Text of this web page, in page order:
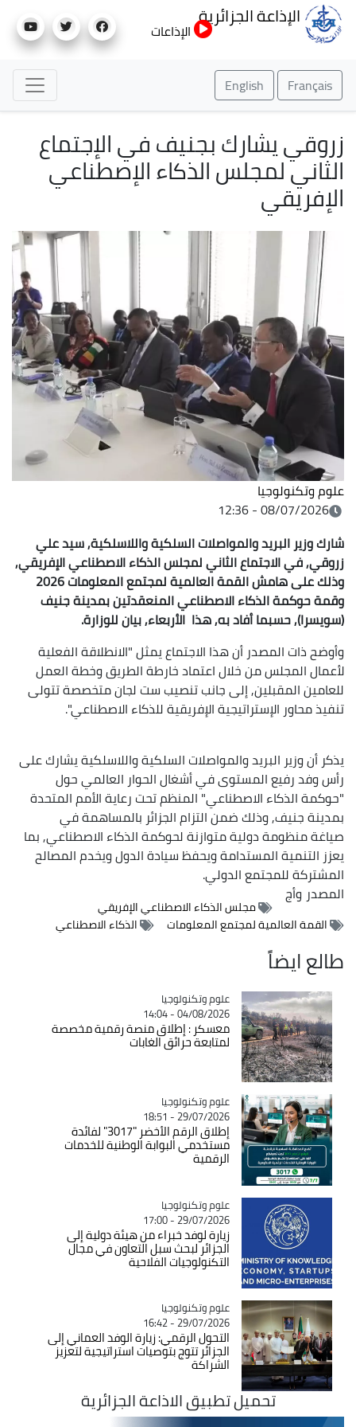
إلى
الإذاعة الجزائرية
الإذاعات
Français
English
زروقي يشارك بجنيف في الإجتماع
الثاني لمجلس الذكاء الإصطناعي
الإفريقي
علوم وتكنولوجيا
08/07/2026 - 12:36
شارك وزير البريد والمواصلات السلكية واللاسلكية, سيد علي
زروقي, في الاجتماع الثاني لمجلس الذكاء الاصطناعي الإفريقي,
وذلك على هامش القمة العالمية لمجتمع المعلومات 2026
وقمة حوكمة الذكاء الاصطناعي المنعقدتين بمدينة جنيف
(سويسرا), حسبما أفاد به, هذا الأربعاء, بيان للوزارة.
وأوضح ذات المصدر أن هذا الاجتماع يمثل "الانطلاقة الفعلية
لأعمال المجلس من خلال اعتماد خارطة الطريق وخطة العمل
للعامين المقبلين, إلى جانب تنصيب ست لجان متخصصة تتولى
تنفيذ محاور الإستراتيجية الإفريقية للذكاء الاصطناعي".
يذكر أن وزير البريد والمواصلات السلكية واللاسلكية يشارك على
رأس وفد رفيع المستوى في أشغال الحوار العالمي حول
"حوكمة الذكاء الاصطناعي" المنظم تحت رعاية الأمم المتحدة
بمدينة جنيف, وذلك ضمن التزام الجزائر بالمساهمة في
صياغة منظومة دولية متوازنة لحوكمة الذكاء الاصطناعي, بما
يعزز التنمية المستدامة ويحفظ سيادة الدول ويخدم المصالح
المشتركة للمجتمع الدولي.
المصدروأج
مجلس الذكاء الاصطناعي الإفريقي
القمة العالمية لمجتمع المعلومات
الذكاء الاصطناعي
طالع ايضاً
Catégorie
علوم وتكنولوجيا
04/08/2026 - 14:04
معسكر : إطلاق منصة رقمية مخصصة
لمتابعة حرائق الغابات
Catégorie
علوم وتكنولوجيا
29/07/2026 - 18:51
إطلاق الرقم الأخضر "3017" لفائدة
مستخدمي البوابة الوطنية للخدمات
الرقمية
Catégorie
علوم وتكنولوجيا
29/07/2026 - 17:00
زيارة لوفد خبراء من هيئة دولية إلى
الجزائر لبحث سبل التعاون في مجال
التكنولوجيات الفلاحية
Catégorie
علوم وتكنولوجيا
29/07/2026 - 16:42
التحول الرقمي: زيارة الوفد العماني إلى
الجزائر تتوج بتوصيات استراتيجية لتعزيز
الشراكة
تحميل تطبيق الاذاعة الجزائرية